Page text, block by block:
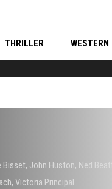
THRILLER WESTERN
Bisset, John Huston, Ned Beatty
, Victoria Principal